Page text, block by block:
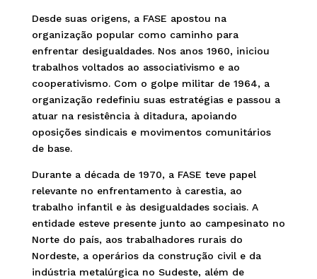
Desde suas origens, a FASE apostou na
organização popular como caminho para
enfrentar desigualdades. Nos anos 1960, iniciou
trabalhos voltados ao associativismo e ao
cooperativismo. Com o golpe militar de 1964, a
organização redefiniu suas estratégias e passou a
atuar na resistência à ditadura, apoiando
oposições sindicais e movimentos comunitários
de base.
Durante a década de 1970, a FASE teve papel
relevante no enfrentamento à carestia, ao
trabalho infantil e às desigualdades sociais. A
entidade esteve presente junto ao campesinato no
Norte do país, aos trabalhadores rurais do
Nordeste, a operários da construção civil e da
indústria metalúrgica no Sudeste, além de